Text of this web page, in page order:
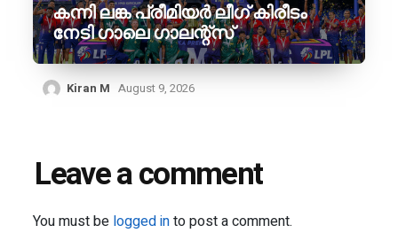
കന്നി ലങ്ക പ്രീമിയർ ലീഗ് കിരീടം
നേടി ഗാലെ ഗാലന്റ്‌സ്
Kiran M August 9, 2026
Leave a comment
You must be logged into post a comment.